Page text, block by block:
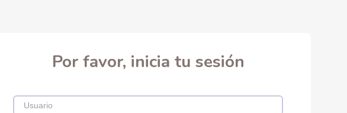
Por favor, inicia tu sesión